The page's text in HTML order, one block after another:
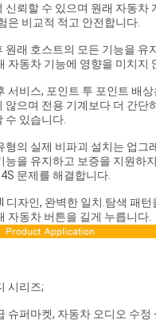
신뢰할 수 있으며 원래 자동차
은 비교적 적고 안전합니다.
원래 호스트의 모든 기능을 유
자동차 기능에 영향을 미치지
서비스, 포인트 투 포인트 배
않으며 전용 기계보다 더 간단
수 있습니다.
형의 실제 비파괴 설치는 업그
능을 유지하고 보증을 지원하
문제를 해결합니다.
디자인, 완벽한 일치.탐색 패
자동차 버튼을 길게 누릅니다.
시리즈;
슈퍼마켓, 자동차 오디오 수정